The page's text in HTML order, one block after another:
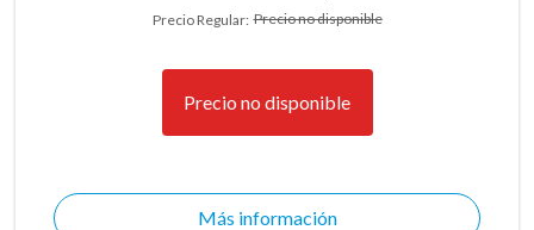
Precio Regular:Precio no disponible
Precio no disponible
Más información